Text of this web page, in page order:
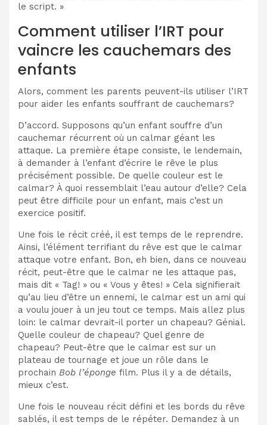
le script. »
Comment utiliser l’IRT pour
vaincre les cauchemars des
enfants
Alors, comment les parents peuvent-ils utiliser l’IRT
pour aider les enfants souffrant de cauchemars?
D’accord. Supposons qu’un enfant souffre d’un
cauchemar récurrent où un calmar géant les
attaque. La première étape consiste, le lendemain,
à demander à l’enfant d’écrire le rêve le plus
précisément possible. De quelle couleur est le
calmar? À quoi ressemblait l’eau autour d’elle? Cela
peut être difficile pour un enfant, mais c’est un
exercice positif.
Une fois le récit créé, il est temps de le reprendre.
Ainsi, l’élément terrifiant du rêve est que le calmar
attaque votre enfant. Bon, eh bien, dans ce nouveau
récit, peut-être que le calmar ne les attaque pas,
mais dit « Tag! » ou « Vous y êtes! » Cela signifierait
qu’au lieu d’être un ennemi, le calmar est un ami qui
a voulu jouer à un jeu tout ce temps. Mais allez plus
loin: le calmar devrait-il porter un chapeau? Génial.
Quelle couleur de chapeau? Quel genre de
chapeau? Peut-être que le calmar est sur un
plateau de tournage et joue un rôle dans le
prochain Bob l’éponge film. Plus il y a de détails,
mieux c’est.
Une fois le nouveau récit défini et les bords du rêve
sablés, il est temps de le répéter. Demandez à un